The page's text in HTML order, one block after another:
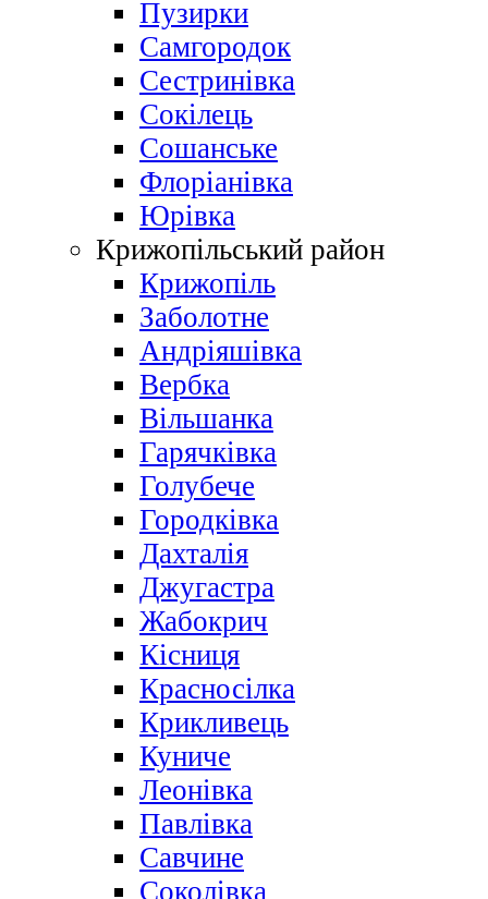
Пузирки
Самгородок
Сестринівка
Сокілець
Сошанське
Флоріанівка
Юрівка
Крижопільський район
Крижопіль
Заболотне
Андріяшівка
Вербка
Вільшанка
Гарячківка
Голубече
Городківка
Дахталія
Джугастра
Жабокрич
Кісниця
Красносілка
Крикливець
Куниче
Леонівка
Павлівка
Савчине
Соколівка